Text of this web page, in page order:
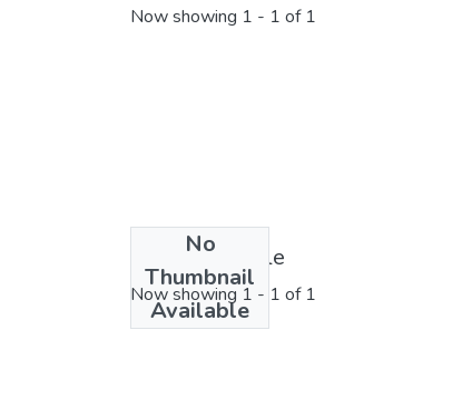
Now showing 1 - 1 of 1
No
Thumbnail
Available
License bundle
Now showing 1 - 1 of 1